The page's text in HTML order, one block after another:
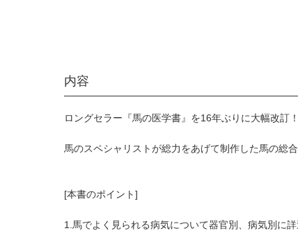
内容
ロングセラー『馬の医学書』を16年ぶりに大幅改訂！
馬のスペシャリストが総力をあげて制作した馬の総
[本書のポイント]
1.馬でよく見られる病気について器官別、病気別に